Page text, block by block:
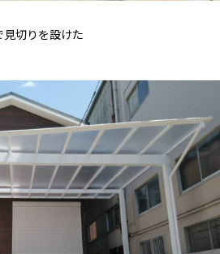
切りを設けた